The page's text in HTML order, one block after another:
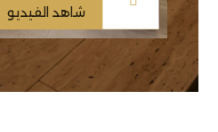
شاهد الفيديو